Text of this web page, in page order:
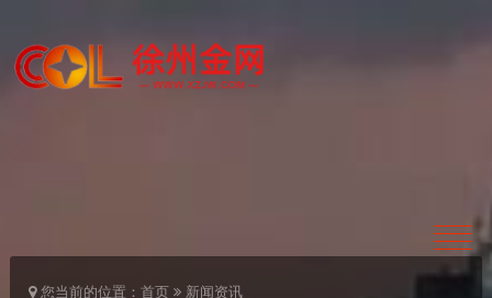
您当前的位置：首页 新闻资讯